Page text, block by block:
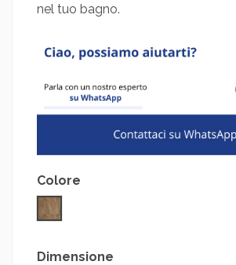
nel tuo bagno.
Colore
Noce
Dimensione